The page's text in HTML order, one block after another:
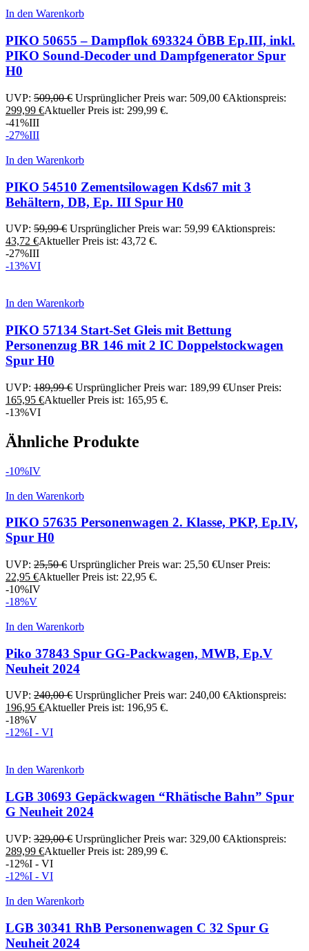
In den Warenkorb
PIKO 50655 – Dampflok 693324 ÖBB Ep.III, inkl.
PIKO Sound-Decoder und Dampfgenerator Spur
H0
UVP: 509,00€ Ursprünglicher Preis war: 509,00 €Aktionspreis:
299,99 €Aktueller Preis ist: 299,99 €.
-41%III
-27%III
In den Warenkorb
PIKO 54510 Zementsilowagen Kds67 mit 3
Behältern, DB, Ep. III Spur H0
UVP: 59,99€ Ursprünglicher Preis war: 59,99 €Aktionspreis:
43,72 €Aktueller Preis ist: 43,72 €.
-27%III
-13%VI
In den Warenkorb
PIKO 57134 Start-Set Gleis mit Bettung
Personenzug BR 146 mit 2 IC Doppelstockwagen
Spur H0
UVP: 189,99€ Ursprünglicher Preis war: 189,99 €Unser Preis:
165,95 €Aktueller Preis ist: 165,95 €.
-13%VI
Ähnliche Produkte
-10%IV
In den Warenkorb
PIKO 57635 Personenwagen 2. Klasse, PKP, Ep.IV,
Spur H0
UVP: 25,50€ Ursprünglicher Preis war: 25,50 €Unser Preis:
22,95 €Aktueller Preis ist: 22,95 €.
-10%IV
-18%V
In den Warenkorb
Piko 37843 Spur GG-Packwagen, MWB, Ep.V
Neuheit 2024
UVP: 240,00€ Ursprünglicher Preis war: 240,00 €Aktionspreis:
196,95 €Aktueller Preis ist: 196,95 €.
-18%V
-12%I - VI
In den Warenkorb
LGB 30693 Gepäckwagen “Rhätische Bahn” Spur
G Neuheit 2024
UVP: 329,00€ Ursprünglicher Preis war: 329,00 €Aktionspreis:
289,99 €Aktueller Preis ist: 289,99 €.
-12%I - VI
-12%I - VI
In den Warenkorb
LGB 30341 RhB Personenwagen C 32 Spur G
Neuheit 2024